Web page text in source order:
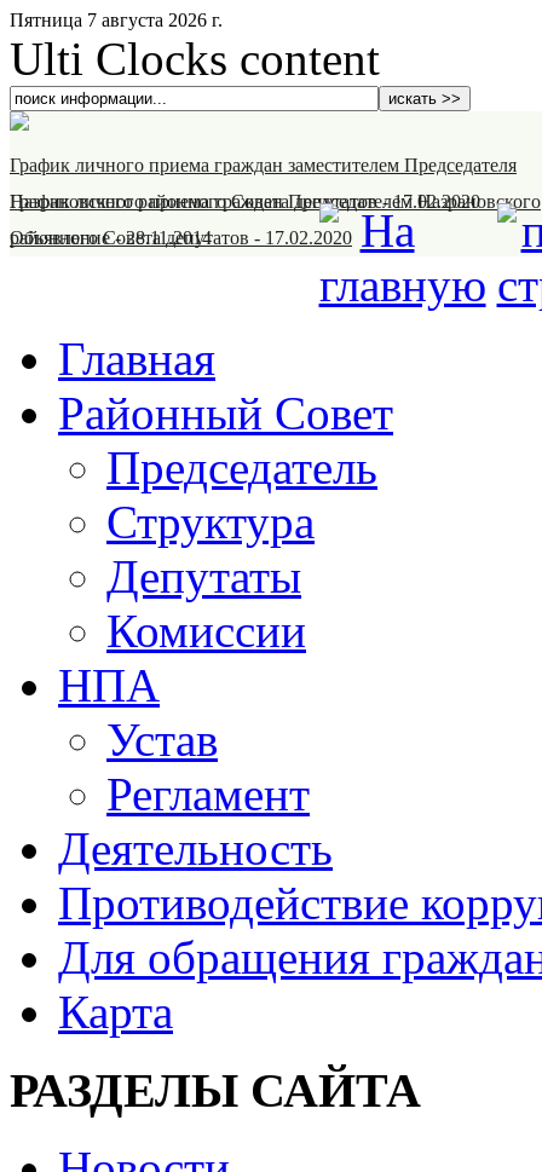
Пятница 7 августа 2026 г.
Ulti Clocks content
График личного приема граждан заместителем Председателя
Назрановского районного Совета депутатов-17.02.2020
График личного приема граждан Председателем Назрановского
районного Совета депутатов - 17.02.2020
Объявление-28.11.2014
Главная
Районный Совет
Председатель
Структура
Депутаты
Комиссии
НПА
Устав
Регламент
Деятельность
Противодействие
Для обращения
Карта
РАЗДЕЛЫ САЙТА